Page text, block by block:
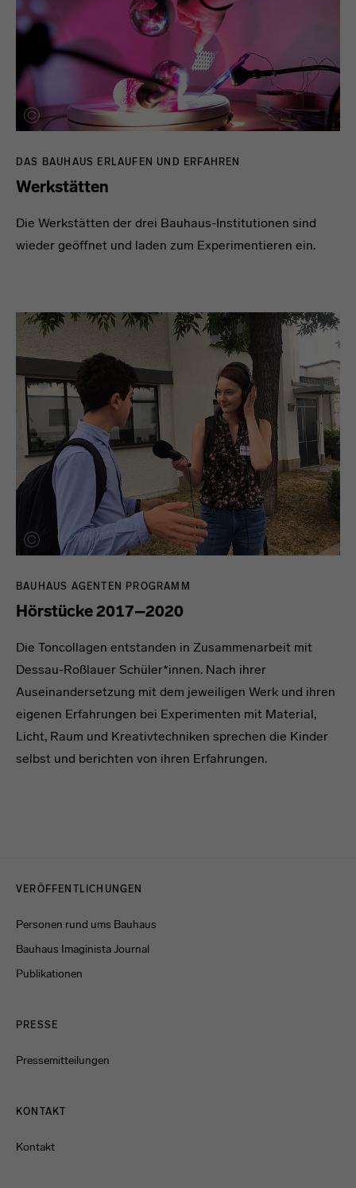
DAS BAUHAUS ERLAUFEN UND ERFAHREN
Werkstätten
Die Werkstätten der drei Bauhaus-Institutionen sind
wieder geöffnet und laden zum Experimentieren ein.
BAUHAUS AGENTEN PROGRAMM
Hörstücke 2017–2020
Die Toncollagen entstanden in Zusammenarbeit mit
Dessau-Roßlauer Schüler*innen. Nach ihrer
Auseinandersetzung mit dem jeweiligen Werk und ihren
eigenen Erfahrungen bei Experimenten mit Material,
Licht, Raum und Kreativtechniken sprechen die Kinder
selbst und berichten von ihren Erfahrungen.
VERÖFFENTLICHUNGEN
Personen rund ums Bauhaus
Bauhaus Imaginista Journal
Publikationen
PRESSE
Pressemitteilungen
KONTAKT
Kontakt